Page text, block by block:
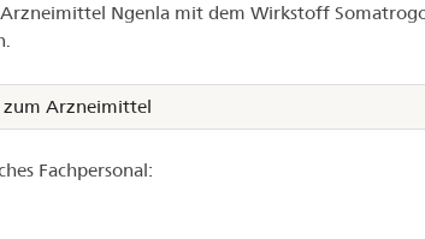
Arzneimittel Ngenla mit dem Wirkstoff
Arzneimittel
Fachpersonal: